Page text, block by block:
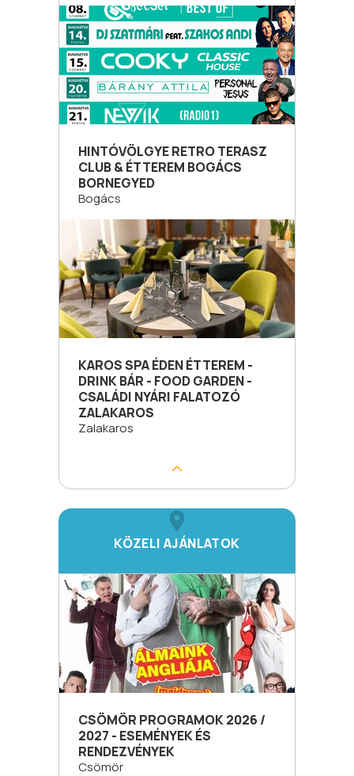
HINTÓVÖLGYE RETRO TERASZ
CLUB & ÉTTEREM BOGÁCS
BORNEGYED
Bogács
KAROS SPA ÉDEN ÉTTEREM -
DRINK BÁR - FOOD GARDEN -
CSALÁDI NYÁRI FALATOZÓ
ZALAKAROS
Zalakaros
KÖZELI AJÁNLATOK
CSÖMÖR PROGRAMOK 2026 /
2027 - ESEMÉNYEK ÉS
RENDEZVÉNYEK
Csömör